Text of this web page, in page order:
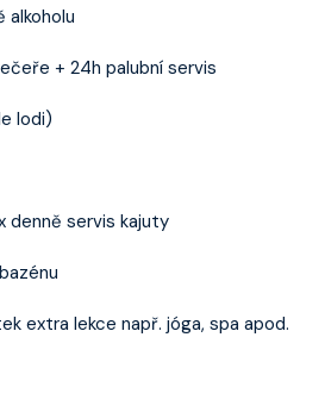
alkoholu
+ 24h palubní servis
lodi)
denně servis kajuty
extra lekce např. jóga, spa apod.